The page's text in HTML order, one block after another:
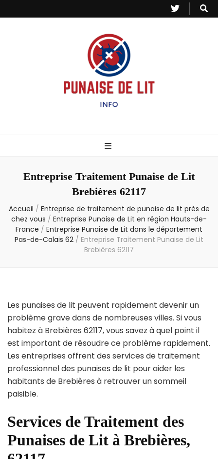
– Info
Entreprise Traitement Punaise de Lit
Brebières 62117
Accueil / Entreprise de traitement de punaise de lit près de
chez vous / Entreprise Punaise de Lit en région Hauts-de-
France / Entreprise Punaise de Lit dans le département
Pas-de-Calais 62 / Entreprise Traitement Punaise de Lit
Brebières 62117
Les punaises de lit peuvent rapidement devenir un
problème grave dans de nombreuses villes. Si vous
habitez à Brebières 62117, vous savez à quel point il
est important de résoudre ce problème rapidement.
Les entreprises offrent des services de traitement
professionnel des punaises de lit pour aider les
habitants de Brebières à retrouver un sommeil
paisible.
Services de Traitement des
Punaises de Lit à Brebières,